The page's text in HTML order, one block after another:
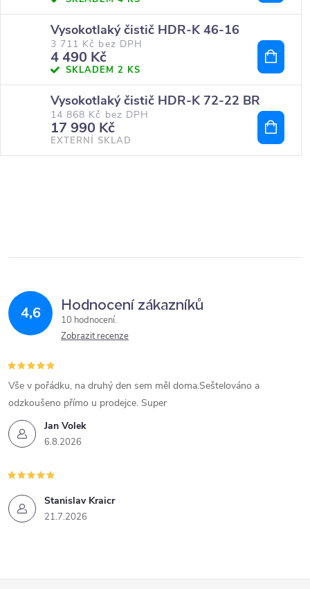
Vysokotlaký čistič HDR-K 46-16
3 711 Kč bez DPH
4 490 Kč
SKLADEM 2 KS
Vysokotlaký čistič HDR-K 72-22 BR
14 868 Kč bez DPH
17 990 Kč
EXTERNÍ SKLAD
4,6 Hodnocení zákazníků
10 hodnocení
Zobrazit recenze
Jan Volek
6.8.2026
Vše v pořádku, na druhý den sem měl doma.Seštelováno a
odzkoušeno přímo u prodejce. Super
Stanislav Kraicr
21.7.2026